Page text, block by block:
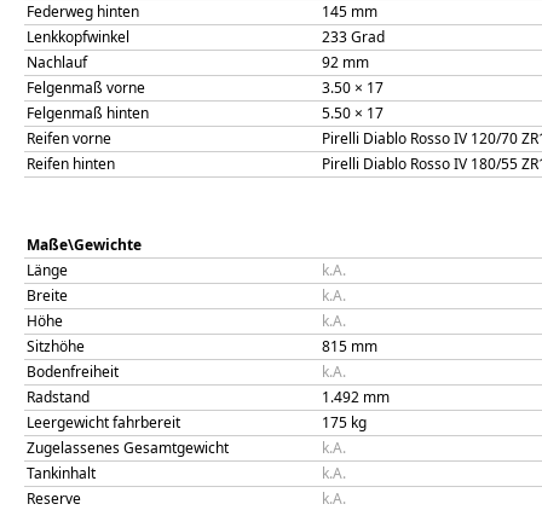
Federweg hinten
145 mm
Lenkkopfwinkel
233Grad
Nachlauf
92 mm
Felgenmaß vorne
3.50 × 17
Felgenmaß hinten
5.50 × 17
Reifen vorne
Pirelli Diablo Rosso IV 120/70
Reifen hinten
Pirelli Diablo Rosso IV 180/55
Maße\Gewichte
Länge
k.A.
Breite
k.A.
Höhe
k.A.
Sitzhöhe
815 mm
Bodenfreiheit
k.A.
Radstand
1.492 mm
Leergewicht fahrbereit
175 kg
Zugelassenes Gesamtgewicht
k.A.
Tankinhalt
k.A.
Reserve
k.A.